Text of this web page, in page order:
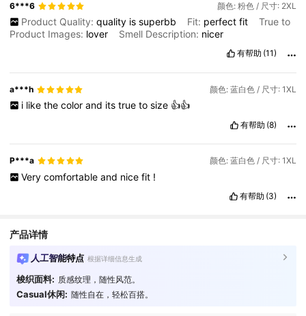
6***6 颜色: 粉色 / 尺寸: 2XL
Product Quality: quality is superbb Fit: perfect fit
True to
Product Images: lover Smell Description: nicer
有帮助 (11)
a***h 颜色: 蓝白色 / 尺寸: 1XL
i like the color and its true to size 👍👍
有帮助 (8)
P***a 颜色: 蓝白色 / 尺寸: 1XL
Very comfortable and nice fit !
有帮助 (3)
产品详情
人工智能特点 根据详细信息生成
梭织面料: 质感纹理，随性风范。
Casual休闲: 随性自在，轻松百搭。